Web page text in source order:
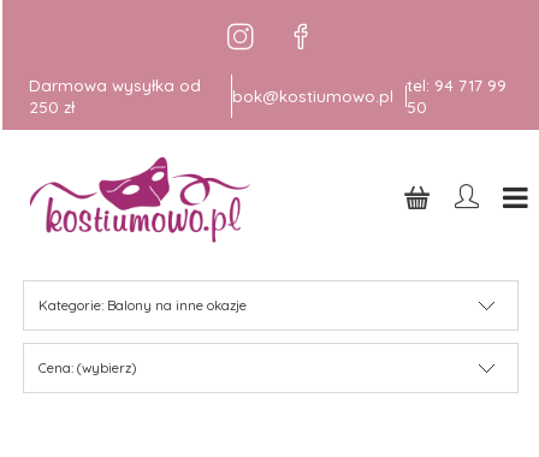
Darmowa wysyłka od
250 zł
bok@kostiumowo.pl
tel: 94 717 99
50
Kategorie: Balony na inne okazje
Cena: (wybierz)